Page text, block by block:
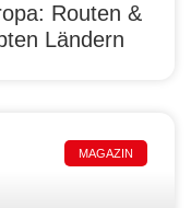
Routen &
Ländern
MAGAZIN